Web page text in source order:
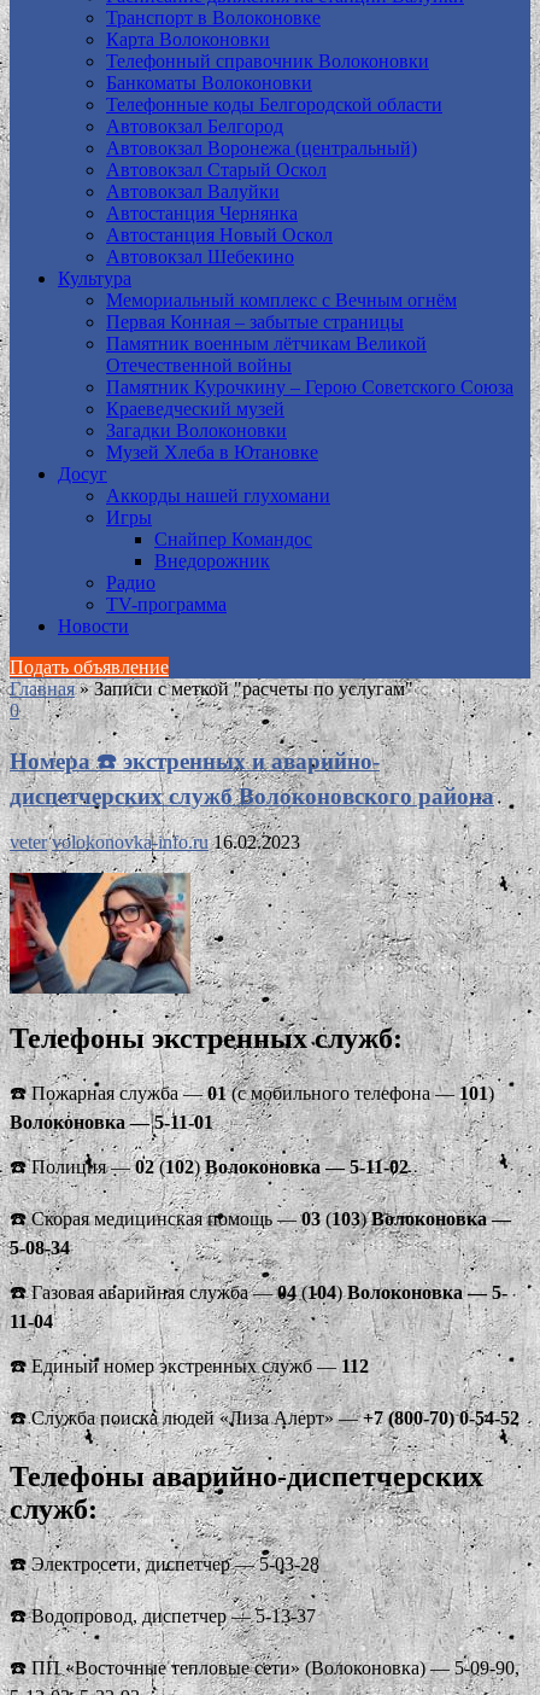
Транспорт в Волоконовке
Карта Волоконовки
Телефонный справочник Волоконовки
Банкоматы Волоконовки
Телефонные коды Белгородской области
Автовокзал Белгород
Автовокзал Воронежа (центральный)
Автовокзал Старый Оскол
Автовокзал Валуйки
Автостанция Чернянка
Автостанция Новый Оскол
Автовокзал Шебекино
Культура
Мемориальный комплекс с Вечным огнём
Первая Конная – забытые страницы
Памятник военным лётчикам Великой
Отечественной войны
Памятник Курочкину – Герою Советского Союза
Краеведческий музей
Загадки Волоконовки
Музей Хлеба в Ютановке
Досуг
Аккорды нашей глухомани
Игры
Снайпер Командос
Внедорожник
Радио
TV-программа
Новости
Подать объявление
Главная » Записи с меткой "расчеты по услугам"
0
Номера ☎️ экстренных и аварийно-
диспетчерских служб Волоконовского района
veter volokonovka-info.ru 16.02.2023
Телефоны экстренных служб:
☎️ Пожарная служба —01(с мобильного телефона —101)
Волоконовка — 5-11-01
☎️ Полиция —02(102)Волоконовка — 5-11-02
☎️ Скорая медицинская помощь —03(103)Волоконовка —
5-08-34
☎️ Газовая аварийная служба —04(104)Волоконовка — 5-
11-04
☎️ Единый номер экстренных служб —112
☎️ Служба поиска людей «Лиза Алерт» —+7 (800-70) 0-54-52
Телефоны аварийно-диспетчерских
служб:
☎️ Электросети, диспетчер — 5-03-28
☎️ Водопровод, диспетчер — 5-13-37
☎️ ПП «Восточные тепловые сети» (Волоконовка) — 5-09-90,